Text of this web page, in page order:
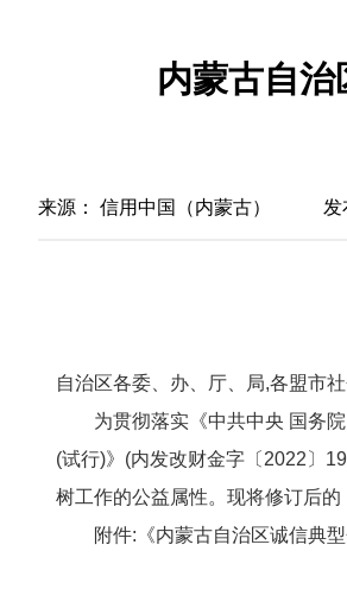
内蒙古自
来源： 信用中国（内蒙古） 发布
自治区各委、办、厅、局,各盟市
为贯彻落实《中共中央 国务
(试行)》(内发改财金字〔2022〕
树工作的公益属性。现将修订后
附件:《内蒙古自治区诚信典